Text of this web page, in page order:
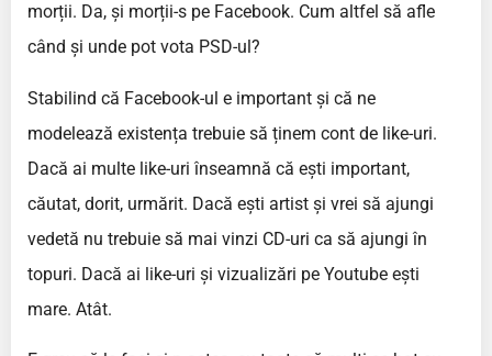
morții. Da, și morții-s pe Facebook. Cum altfel să afle
când și unde pot vota PSD-ul?
Stabilind că Facebook-ul e important și că ne
modelează existența trebuie să ținem cont de like-uri.
Dacă ai multe like-uri înseamnă că ești important,
căutat, dorit, urmărit. Dacă ești artist și vrei să ajungi
vedetă nu trebuie să mai vinzi CD-uri ca să ajungi în
topuri. Dacă ai like-uri și vizualizări pe Youtube ești
mare. Atât.